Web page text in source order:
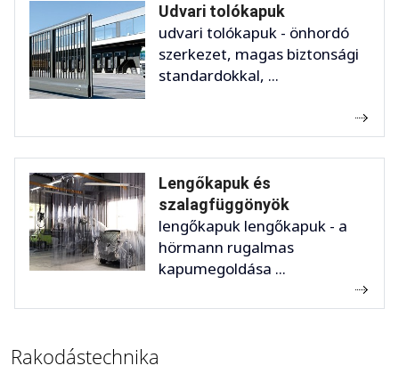
Udvari tolókapuk
udvari tolókapuk - önhordó
szerkezet, magas biztonsági
standardokkal, ...
Lengőkapuk és
szalagfüggönyök
lengőkapuk lengőkapuk - a
hörmann rugalmas
kapumegoldása ...
Rakodástechnika